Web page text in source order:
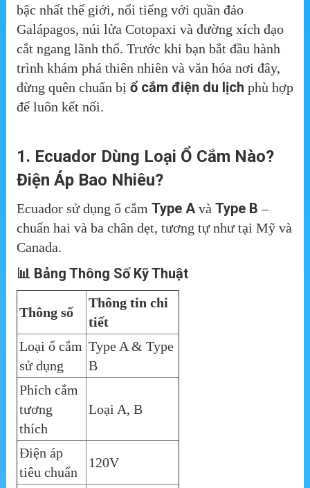
bậc nhất thế giới, nổi tiếng với quần đảo
Galápagos, núi lửa Cotopaxi và đường xích đạo
cắt ngang lãnh thổ. Trước khi bạn bắt đầu hành
trình khám phá thiên nhiên và văn hóa nơi đây,
đừng quên chuẩn bị ổ cắm điện du lịch phù hợp
để luôn kết nối.
1. Ecuador Dùng Loại Ổ Cắm Nào?
Điện Áp Bao Nhiêu?
Ecuador sử dụng ổ cắm Type A và Type B –
chuẩn hai và ba chân dẹt, tương tự như tại Mỹ và
Canada.
📊 Bảng Thông Số Kỹ Thuật
Thông số
Thông tin chi
tiết
Loại ổ cắm
sử dụng
Type A & Type
B
Phích cắm
tương
thích
Loại A, B
Điện áp
tiêu chuẩn
120V